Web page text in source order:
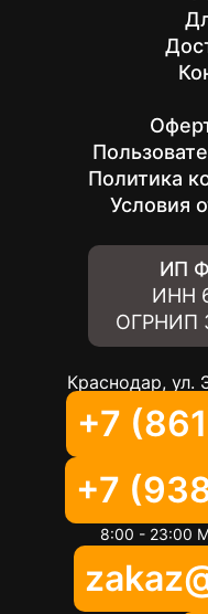
Политика
Условия
ИП
ИНН
ОГРНИП
Краснодар, ул.
+7
+7
8:00 - 23:00